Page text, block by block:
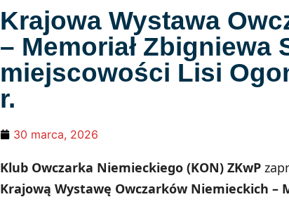
Krajowa Wystawa
– Memoriał Zbigniewa
miejscowości Lisi
r.
30 marca, 2026
Klub Owczarka Niemieckiego (KON) ZKwP
Krajową Wystawę Owczarków Niemieckich –